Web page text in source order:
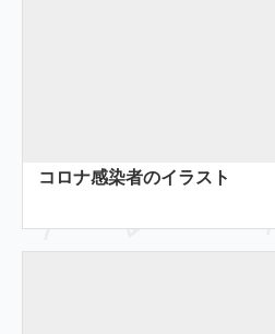
コロナ感染者のイラスト